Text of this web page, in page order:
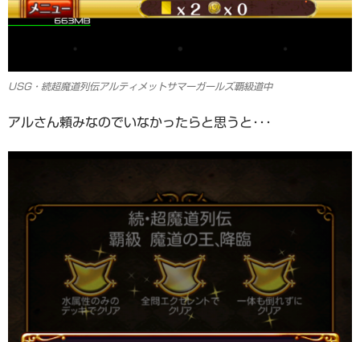
USG・続超魔道列伝アルティメットサマーガールズ覇級道中
アルさん頼みなのでいなかったらと思うと･･･